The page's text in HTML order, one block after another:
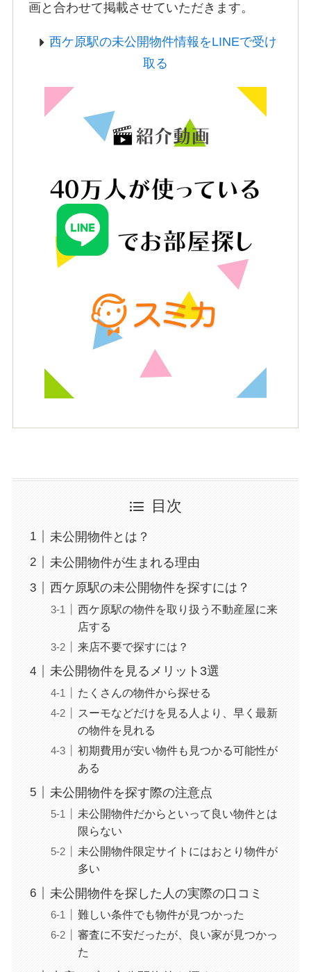
画と合わせて掲載させていただきます。
西ケ原駅の未公開物件情報をLINEで受け
取る
目次
未公開物件とは？
未公開物件が生まれる理由
西ケ原駅の未公開物件を探すには？
西ケ原駅の物件を取り扱う不動産屋に来
店する
来店不要で探すには？
未公開物件を見るメリット3選
たくさんの物件から探せる
スーモなどだけを見る人より、早く最新
の物件を見れる
初期費用が安い物件も見つかる可能性が
ある
未公開物件を探す際の注意点
未公開物件だからといって良い物件とは
限らない
未公開物件限定サイトにはおとり物件が
多い
未公開物件を探した人の実際の口コミ
難しい条件でも物件が見つかった
審査に不安だったが、良い家が見つかっ
た